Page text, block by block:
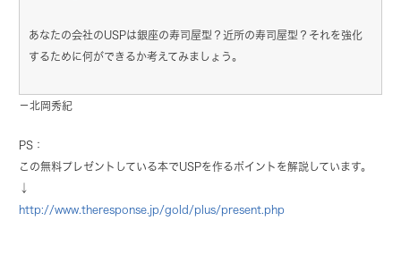
あなたの会社のUSPは銀座の寿司屋型？近所の寿司屋型？それを強化
するために何ができるか考えてみましょう。
－北岡秀紀
PS：
この無料プレゼントしている本でUSPを作るポイントを解説しています。
↓
http://www.theresponse.jp/gold/plus/present.php